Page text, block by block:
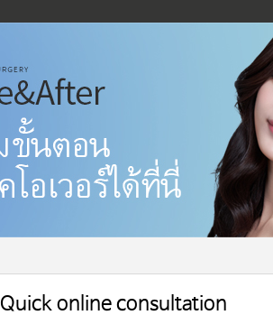
Quick online consultation